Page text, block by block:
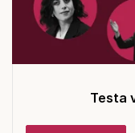
Testa